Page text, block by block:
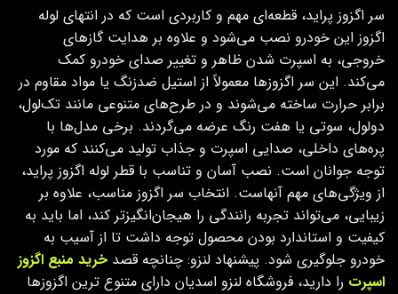
سر اگزوز پراید، قطعه‌ای مهم و کاربردی است که در انتهای لوله
اگزوز این خودرو نصب می‌شود و علاوه بر هدایت گازهای
خروجی، به اسپرت شدن ظاهر و تغییر صدای خودرو کمک
می‌کند. این سر اگزوزها معمولاً از استیل ضدزنگ یا مواد مقاوم در
برابر حرارت ساخته می‌شوند و در طرح‌های متنوعی مانند تک‌لول،
دولول، سوتی یا هفت‌ رنگ عرضه می‌گردند. برخی مدل‌ها با
پره‌های داخلی، صدایی اسپرت و جذاب تولید می‌کنند که مورد
توجه جوانان است. نصب آسان و تناسب با قطر لوله اگزوز پراید،
از ویژگی‌های مهم آنهاست. انتخاب سر اگزوز مناسب، علاوه بر
زیبایی، می‌تواند تجربه رانندگی را هیجان‌انگیزتر کند، اما باید به
کیفیت و استاندارد بودن محصول توجه داشت تا از آسیب به
خودرو جلوگیری شود. پیشنهاد لنزو: چنانچه قصد خرید منبع اگزوز
اسپرت را دارید، فروشگاه لنزو اسدیان دارای متنوع ترین اگزوزها